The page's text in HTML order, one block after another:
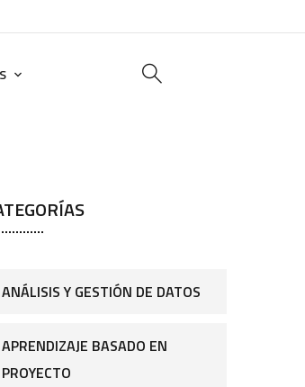
ANÁLISIS Y GESTIÓN DE DATOS
APRENDIZAJE BASADO EN
PROYECTO